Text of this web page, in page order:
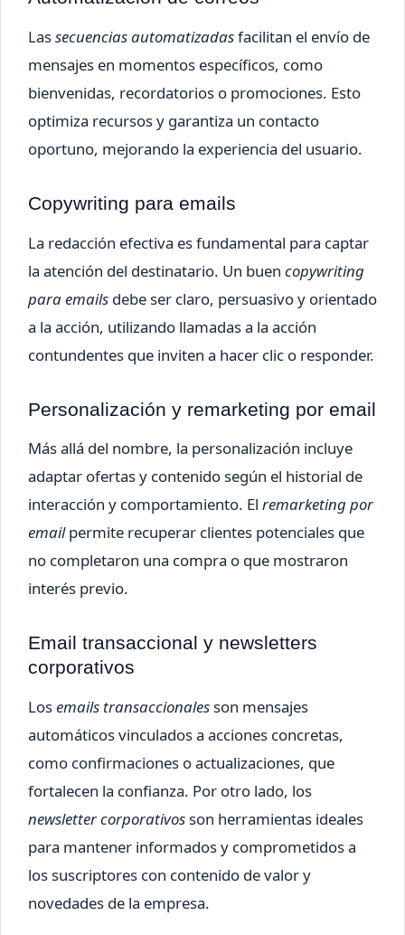
Lassecuencias automatizadasfacilitan el envío de
mensajes en momentos específicos, como
bienvenidas, recordatorios o promociones. Esto
optimiza recursos y garantiza un contacto
oportuno, mejorando la experiencia del usuario.
Copywriting para emails
La redacción efectiva es fundamental para captar
la atención del destinatario. Un buen copywriting
para emails debe ser claro, persuasivo y orientado
a la acción, utilizando llamadas a la acción
contundentes que inviten a hacer clic o responder.
Personalización y remarketing por email
Más allá del nombre, la personalización incluye
adaptar ofertas y contenido según el historial de
interacción y comportamiento. El remarketing por
emailpermite recuperar clientes potenciales que
no completaron una compra o que mostraron
interés previo.
Email transaccional y newsletters
corporativos
Losemails transaccionalesson mensajes
automáticos vinculados a acciones concretas,
como confirmaciones o actualizaciones, que
fortalecen la confianza. Por otro lado, los
newsletter corporativosson herramientas ideales
para mantener informados y comprometidos a
los suscriptores con contenido de valor y
novedades de la empresa.